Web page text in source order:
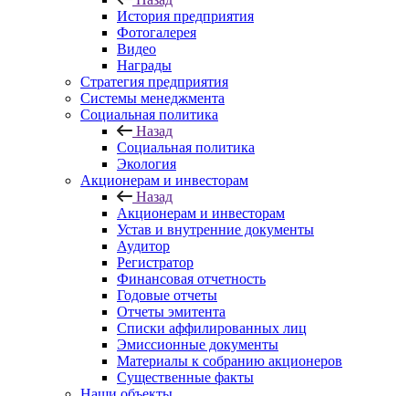
История предприятия
Фотогалерея
Видео
Награды
Стратегия предприятия
Системы менеджмента
Социальная политика
Назад
Социальная политика
Экология
Акционерам и инвесторам
Назад
Акционерам и инвесторам
Устав и внутренние документы
Аудитор
Регистратор
Финансовая отчетность
Годовые отчеты
Отчеты эмитента
Списки аффилированных лиц
Эмиссионные документы
Материалы к собранию акционеров
Существенные факты